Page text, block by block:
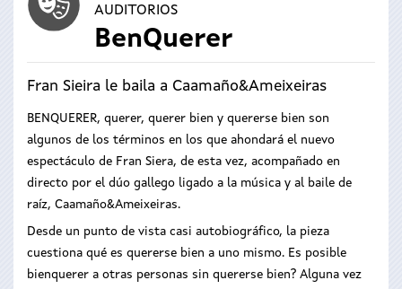
AUDITORIOS
BenQuerer
Fran Sieira le baila a Caamaño&Ameixeiras
BENQUERER, querer, querer bien y quererse bien son
algunos de los términos en los que ahondará el nuevo
espectáculo de Fran Siera, de esta vez, acompañado en
directo por el dúo gallego ligado a la música y al baile de
raíz, Caamaño&Ameixeiras.
Desde un punto de vista casi autobiográfico, la pieza
cuestiona qué es quererse bien a uno mismo. Es posible
bienquerer a otras personas sin quererse bien? Alguna vez